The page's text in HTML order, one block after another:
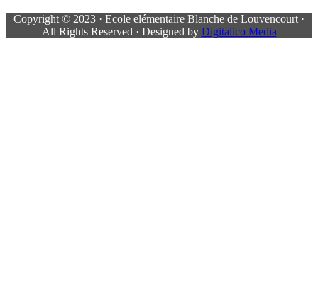
Copyright © 2023 · Ecole elémentaire Blanche de Louvencourt ·
All Rights Reserved · Designed by Digitalico Media